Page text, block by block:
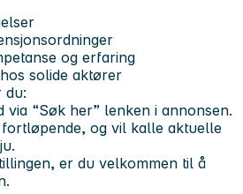
og erfaring
solide aktører
du:
via “Søk her” lenken i annonsen.
og vil kalle aktuelle
er du velkommen til å